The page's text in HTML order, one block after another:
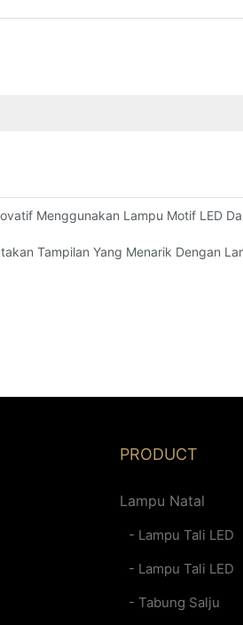
Menggunakan Lampu Motif LED
Tampilan Yang Menarik Dengan
PRODUCT
Lampu Natal
- Lampu Tali LED
- Lampu Tali LED
- Tabung Salju